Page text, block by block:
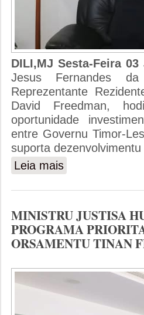
DILI,MJ Sesta-Feira
Jesus Fernandes
Reprezentante
David Freedman,
oportunidade
entre Governu Timor-
suporta dezenvolvimentu
Leia mais
IHA TIMOR-LESTE
MINISTRU JUSTISA
PROGRAMA
ORSAMENTU TINAN